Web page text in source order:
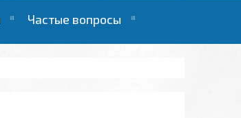
Частые вопросы